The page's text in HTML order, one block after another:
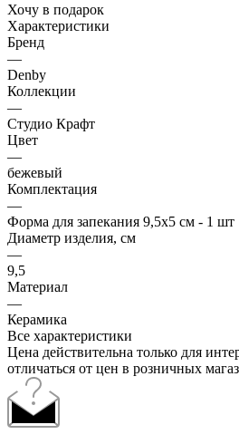
Хочу в подарок
Характеристики
Бренд
—
Denby
Коллекции
—
Студио Крафт
Цвет
—
бежевый
Комплектация
—
Форма для запекания 9,5х5 см - 1 шт
Диаметр изделия, см
—
9,5
Материал
—
Керамика
Все характеристики
Цена действительна только для
отличаться от цен в розничных